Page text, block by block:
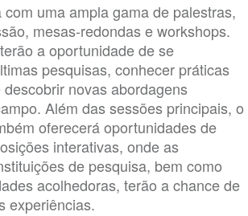
uma ampla gama de palestras,
mesas-redondas e workshops.
a oportunidade de se
pesquisas, conhecer práticas
novas abordagens
Além das sessões principais, o
oferecerá oportunidades de
interativas, onde as
de pesquisa, bem como
acolhedoras, terão a chance de
experiências.